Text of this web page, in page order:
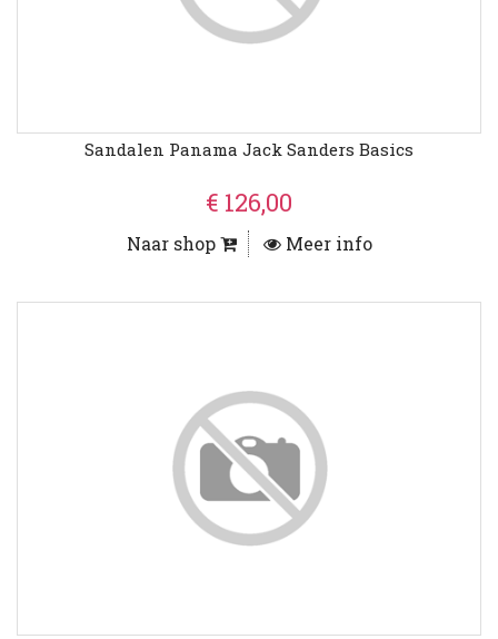
Sandalen Panama Jack Sanders Basics
€ 126,00
Naar shop Meer info